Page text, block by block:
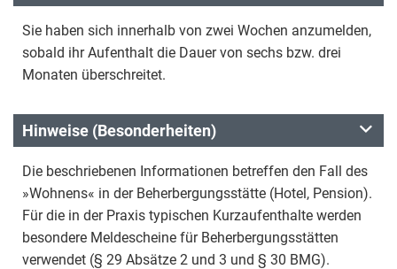
Sie haben sich innerhalb von zwei Wochen anzumelden,
sobald ihr Aufenthalt die Dauer von sechs bzw. drei
Monaten überschreitet.
Hinweise (Besonderheiten)
Die beschriebenen Informationen betreffen den Fall des
»Wohnens« in der Beherbergungsstätte (Hotel, Pension).
Für die in der Praxis typischen Kurzaufenthalte werden
besondere Meldescheine für Beherbergungsstätten
verwendet (§ 29 Absätze 2 und 3 und § 30 BMG).